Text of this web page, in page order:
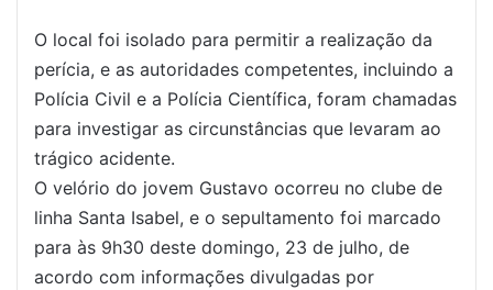
O local foi isolado para permitir a realização da
perícia, e as autoridades competentes, incluindo a
Polícia Civil e a Polícia Científica, foram chamadas
para investigar as circunstâncias que levaram ao
trágico acidente.
O velório do jovem Gustavo ocorreu no clube de
linha Santa Isabel, e o sepultamento foi marcado
para às 9h30 deste domingo, 23 de julho, de
acordo com informações divulgadas por